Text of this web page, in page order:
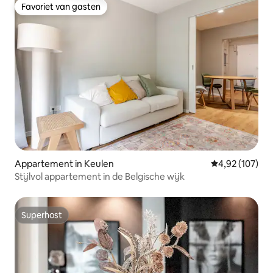
Favoriet van gasten
Favoriet van gasten
Appartement in Keulen Gemiddelde
4,92 (107)
Stijlvol appartement in de Belgische wijk
Superhost
Superhost